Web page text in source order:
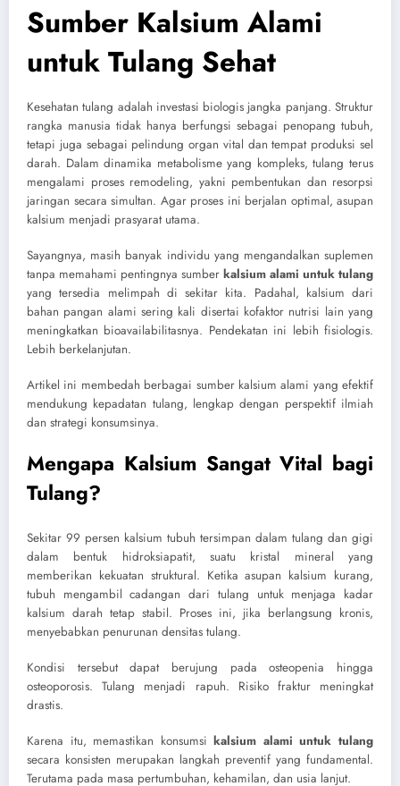
Sumber Kalsium Alami
untuk Tulang Sehat
Kesehatan tulang adalah investasi biologis jangka panjang. Struktur
rangka manusia tidak hanya berfungsi sebagai penopang tubuh,
tetapi juga sebagai pelindung organ vital dan tempat produksi sel
darah. Dalam dinamika metabolisme yang kompleks, tulang terus
mengalami proses remodeling, yakni pembentukan dan resorpsi
jaringan secara simultan. Agar proses ini berjalan optimal, asupan
kalsium menjadi prasyarat utama.
Sayangnya, masih banyak individu yang mengandalkan suplemen
tanpa memahami pentingnya sumber kalsium alami untuk tulang
yang tersedia melimpah di sekitar kita. Padahal, kalsium dari
bahan pangan alami sering kali disertai kofaktor nutrisi lain yang
meningkatkan bioavailabilitasnya. Pendekatan ini lebih fisiologis.
Lebih berkelanjutan.
Artikel ini membedah berbagai sumber kalsium alami yang efektif
mendukung kepadatan tulang, lengkap dengan perspektif ilmiah
dan strategi konsumsinya.
Mengapa Kalsium Sangat Vital bagi
Tulang?
Sekitar 99 persen kalsium tubuh tersimpan dalam tulang dan gigi
dalam bentuk hidroksiapatit, suatu kristal mineral yang
memberikan kekuatan struktural. Ketika asupan kalsium kurang,
tubuh mengambil cadangan dari tulang untuk menjaga kadar
kalsium darah tetap stabil. Proses ini, jika berlangsung kronis,
menyebabkan penurunan densitas tulang.
Kondisi tersebut dapat berujung pada osteopenia hingga
osteoporosis. Tulang menjadi rapuh. Risiko fraktur meningkat
drastis.
Karena itu, memastikan konsumsikalsium alami untuk tulang
secara konsisten merupakan langkah preventif yang fundamental.
Terutama pada masa pertumbuhan, kehamilan, dan usia lanjut.